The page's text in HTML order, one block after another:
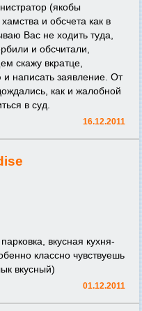
(якобы
и обсчета как в
Вас не ходить туда,
и обсчитали,
скажу вкратце,
написать заявление. От
как и жалобной
в суд.
16.12.2011
вкусная кухня-
классно чувствуешь
вкусный)
01.12.2011